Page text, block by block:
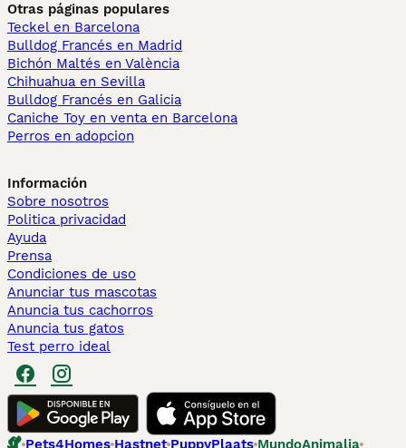
Otras páginas populares
Teckel en Barcelona
Bulldog Francés en Madrid
Bichón Maltés en València
Chihuahua en Sevilla
Bulldog Francés en Galicia
Caniche Toy en venta en Barcelona
Perros en adopcion
Información
Sobre nosotros
Politica privacidad
Ayuda
Prensa
Condiciones de uso
Anunciar tus mascotas
Anuncia tus cachorros
Anuncia tus gatos
Test perro ideal